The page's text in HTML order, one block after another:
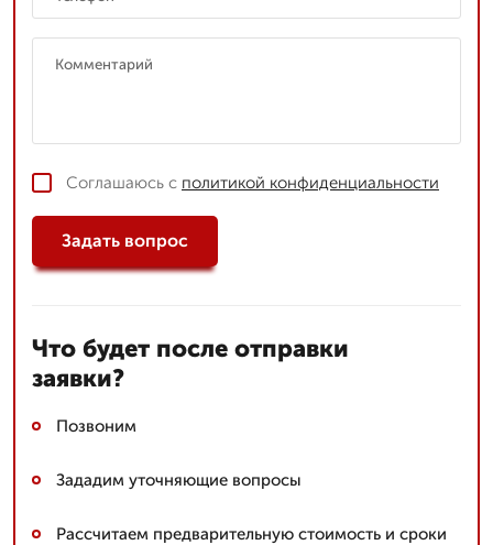
Соглашаюсь с политикой конфиденциальности
Задать вопрос
Что будет после отправки
заявки?
Позвоним
Зададим уточняющие вопросы
Рассчитаем предварительную стоимость и сроки